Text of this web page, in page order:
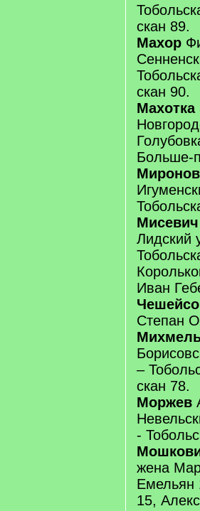
скан 89.
Махор
скан 90.
Махотка
Больше-
Мисевич
Лидский
Иван
Чешейсо
Степан
–
скан 78.
Моржев
-
жена
Емельян
15,